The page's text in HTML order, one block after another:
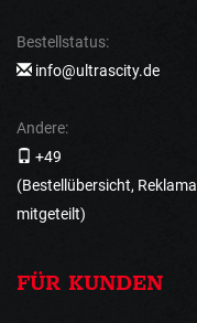
Bestellstatus:
info@ultrascity.de
Andere:
+49
(Bestellübersicht,
mitgeteilt)
FÜR KUNDEN